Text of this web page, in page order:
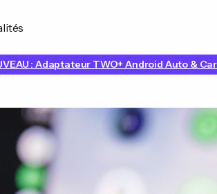
: Adaptateur TWO+ Android Auto &